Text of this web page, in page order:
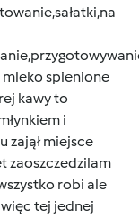
spienione
kawy to
i
zajął miejsce
zaoszczedzilam
robi ale
tej jednej